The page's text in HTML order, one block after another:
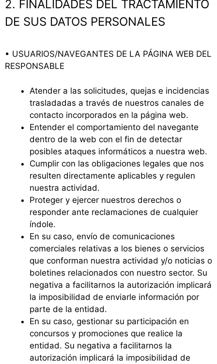
2. FINALIDADES DEL TRACTAMIENTO
DE SUS DATOS PERSONALES
• USUARIOS/NAVEGANTES DE LA PÁGINA WEB DEL
RESPONSABLE
Atender a las solicitudes, quejas e incidencias
trasladadas a través de nuestros canales de
contacto incorporados en la página web.
Entender el comportamiento del navegante
dentro de la web con el fin de detectar
posibles ataques informáticos a nuestra web.
Cumplir con las obligaciones legales que nos
resulten directamente aplicables y regulen
nuestra actividad.
Proteger y ejercer nuestros derechos o
responder ante reclamaciones de cualquier
índole.
En su caso, envío de comunicaciones
comerciales relativas a los bienes o servicios
que conforman nuestra actividad y/o noticias o
boletines relacionados con nuestro sector. Su
negativa a facilitarnos la autorización implicará
la imposibilidad de enviarle información por
parte de la entidad.
En su caso, gestionar su participación en
concursos y promociones que realice la
entidad. Su negativa a facilitarnos la
autorización implicará la imposibilidad de